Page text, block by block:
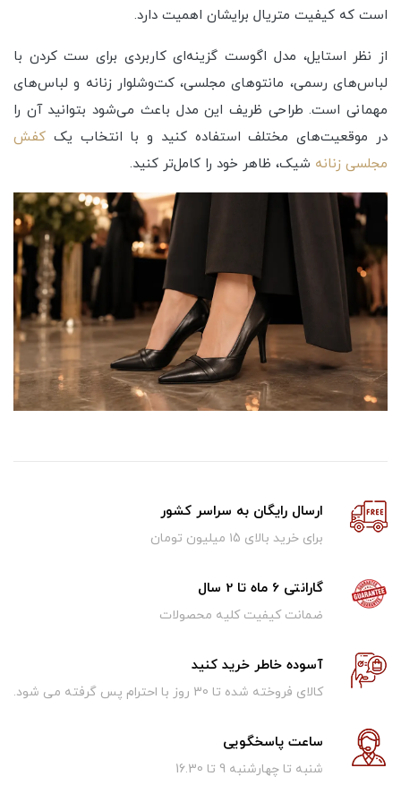
است که کیفیت متریال برایشان اهمیت دارد.
از نظر استایل، مدل اگوست گزینه‌ای کاربردی برای ست کردن با
لباس‌های رسمی، مانتوهای مجلسی، کت‌وشلوار زنانه و لباس‌های
مهمانی است. طراحی ظریف این مدل باعث می‌شود بتوانید آن را
در موقعیت‌های مختلف استفاده کنید و با انتخاب یک کفش
مجلسی زنانه شیک، ظاهر خود را کامل‌تر کنید.
ارسال رایگان به سراسر کشور
برای خرید بالای ۱5 میلیون تومان
گارانتی 6 ماه تا 2 سال
ضمانت کیفیت کلیه محصولات
آسوده خاطر خرید کنید
کالای فروخته شده تا 30 روز با احترام پس گرفته می شود.
ساعت پاسخگویی
شنبه تا چهارشنبه 9 تا 16.30